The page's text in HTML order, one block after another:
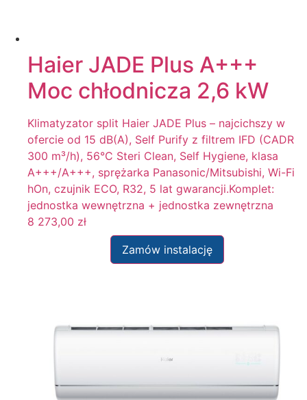
Haier JADE Plus A+++
Moc chłodnicza 2,6 kW
Klimatyzator split Haier JADE Plus – najcichszy w
ofercie od 15 dB(A), Self Purify z filtrem IFD (CADR
300 m³/h), 56°C Steri Clean, Self Hygiene, klasa
A+++/A+++, sprężarka Panasonic/Mitsubishi, Wi-Fi
hOn, czujnik ECO, R32, 5 lat gwarancji.Komplet:
jednostka wewnętrzna + jednostka zewnętrzna
8 273,00 zł
Zamów instalację